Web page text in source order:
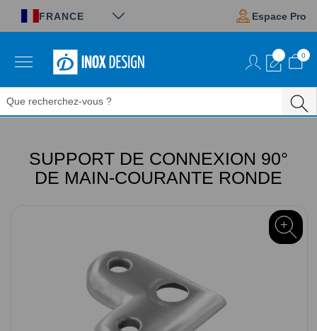
FRANCE Espace Pro
0
contenu
SUPPORT DE CONNEXION 90°
DE MAIN-COURANTE RONDE
Panneau de gestion des cookies